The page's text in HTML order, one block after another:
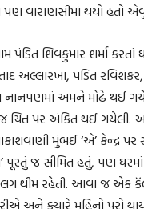
વારાણસીમાં થયો હતો
પંડિત શિવકુમાર શર્મા
અલ્લારખા, પંડિત રવિશંકર,
નાનપણમાં અમને મોઢે થઈ
પર અંકિત થઈ ગયેલી.
મુંબઈ ‘એ’ કેન્દ્ર
પૂરતું જ સીમિત હતું, પણ
રહેતી. આવા જ એક
અને ક્યારે મહિનો પૂરો